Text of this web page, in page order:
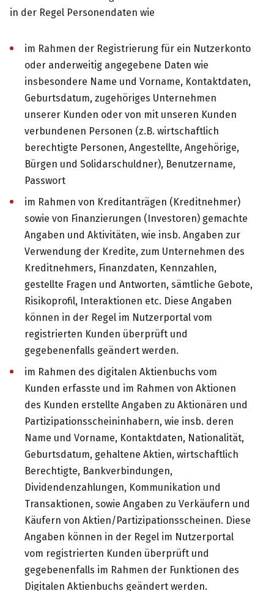
in der Regel Personendaten wie
im Rahmen der Registrierung für ein Nutzerkonto
oder anderweitig angegebene Daten wie
insbesondere Name und Vorname, Kontaktdaten,
Geburtsdatum, zugehöriges Unternehmen
unserer Kunden oder von mit unseren Kunden
verbundenen Personen (z.B. wirtschaftlich
berechtigte Personen, Angestellte, Angehörige,
Bürgen und Solidarschuldner), Benutzername,
Passwort
im Rahmen von Kreditanträgen (Kreditnehmer)
sowie von Finanzierungen (Investoren) gemachte
Angaben und Aktivitäten, wie insb. Angaben zur
Verwendung der Kredite, zum Unternehmen des
Kreditnehmers, Finanzdaten, Kennzahlen,
gestellte Fragen und Antworten, sämtliche Gebote,
Risikoprofil, Interaktionen etc. Diese Angaben
können in der Regel im Nutzerportal vom
registrierten Kunden überprüft und
gegebenenfalls geändert werden.
im Rahmen des digitalen Aktienbuchs vom
Kunden erfasste und im Rahmen von Aktionen
des Kunden erstellte Angaben zu Aktionären und
Partizipationsscheininhabern, wie insb. deren
Name und Vorname, Kontaktdaten, Nationalität,
Geburtsdatum, gehaltene Aktien, wirtschaftlich
Berechtigte, Bankverbindungen,
Dividendenzahlungen, Kommunikation und
Transaktionen, sowie Angaben zu Verkäufern und
Käufern von Aktien/Partizipationsscheinen. Diese
Angaben können in der Regel im Nutzerportal
vom registrierten Kunden überprüft und
gegebenenfalls im Rahmen der Funktionen des
Digitalen Aktienbuchs geändert werden.